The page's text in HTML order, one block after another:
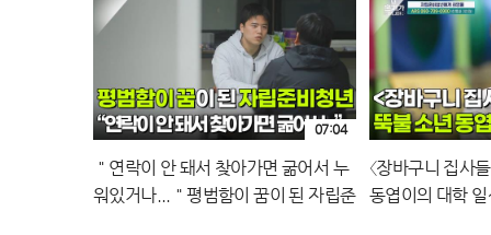
＂연락이 안 돼서 찾아가면 굶어서 누
워있거나...＂평범함이 꿈이 된 자립준
07:04
〈장바구니 집사
동엽이의 대학